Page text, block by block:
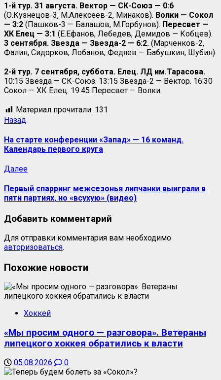
1-й тур. 31 августа. Вектор — СК-Союз — 0:6
(О.Кузнецов-3, М.Алексеев-2, Минаков). Волки — Сокол
— 3:2 (Пашков-3 — Балашов, М.Горбунов). Пересвет —
ХК Елец — 3:1 (Е.Ефанов, Лебедев, Демидов — Кобцев).
3 сентября. Звезда — Звезда-2 — 6:2. (Марченков-2,
Фалин, Сидорков, Лобанов, Федяев — Бабушкин, Шубин).
2-й тур. 7 сентября, суббота. Елец. ЛД им.Тарасова.
10:15 Звезда — СК-Союз. 13:15 Звезда-2 — Вектор. 16:30
Сокол — ХК Елец. 19:45 Пересвет — Волки.
Материал прочитали: 131
Назад
На старте конференции «Запад» — 16 команд.
Календарь первого круга
Далее
Первый спарринг межсезонья липчанки выиграли в
пяти партиях, но «всухую» (видео)
Добавить комментарий
Для отправки комментария вам необходимо
авторизоваться.
Похожие новости
Хоккей
«Мы просим одного — разговора». Ветераны
липецкого хоккея обратились к власти
05.08.2026 0